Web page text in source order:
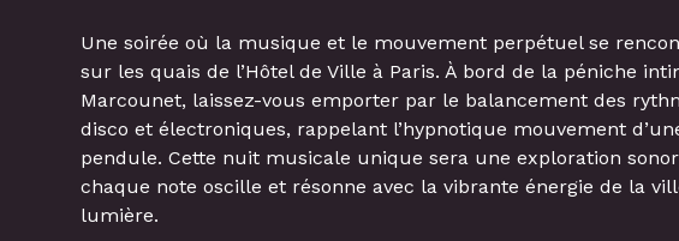
Une soirée où la musique et le mouvement perpétuel se
sur les quais de l’Hôtel de Ville à Paris. À bord de la péniche
Marcounet, laissez-vous emporter par le balancement des
disco et électroniques, rappelant l’hypnotique mouvement
pendule. Cette nuit musicale unique sera une exploration
chaque note oscille et résonne avec la vibrante énergie de la
lumière.